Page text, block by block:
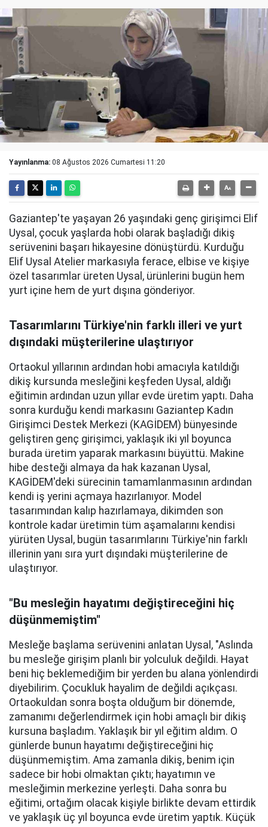
Yayınlanma: 08 Ağustos 2026 Cumartesi 11:20
Gaziantep'te yaşayan 26 yaşındaki genç girişimci Elif
Uysal, çocuk yaşlarda hobi olarak başladığı dikiş
serüvenini başarı hikayesine dönüştürdü. Kurduğu
Elif Uysal Atelier markasıyla ferace, elbise ve kişiye
özel tasarımlar üreten Uysal, ürünlerini bugün hem
yurt içine hem de yurt dışına gönderiyor.
Tasarımlarını Türkiye'nin farklı illeri ve yurt
dışındaki müşterilerine ulaştırıyor
Ortaokul yıllarının ardından hobi amacıyla katıldığı
dikiş kursunda mesleğini keşfeden Uysal, aldığı
eğitimin ardından uzun yıllar evde üretim yaptı. Daha
sonra kurduğu kendi markasını Gaziantep Kadın
Girişimci Destek Merkezi (KAGİDEM) bünyesinde
geliştiren genç girişimci, yaklaşık iki yıl boyunca
burada üretim yaparak markasını büyüttü. Makine
hibe desteği almaya da hak kazanan Uysal,
KAGİDEM'deki sürecinin tamamlanmasının ardından
kendi iş yerini açmaya hazırlanıyor. Model
tasarımından kalıp hazırlamaya, dikimden son
kontrole kadar üretimin tüm aşamalarını kendisi
yürüten Uysal, bugün tasarımlarını Türkiye'nin farklı
illerinin yanı sıra yurt dışındaki müşterilerine de
ulaştırıyor.
"Bu mesleğin hayatımı değiştireceğini hiç
düşünmemiştim"
Mesleğe başlama serüvenini anlatan Uysal, "Aslında
bu mesleğe girişim planlı bir yolculuk değildi. Hayat
beni hiç beklemediğim bir yerden bu alana yönlendirdi
diyebilirim. Çocukluk hayalim de değildi açıkçası.
Ortaokuldan sonra boşta olduğum bir dönemde,
zamanımı değerlendirmek için hobi amaçlı bir dikiş
kursuna başladım. Yaklaşık bir yıl eğitim aldım. O
günlerde bunun hayatımı değiştireceğini hiç
düşünmemiştim. Ama zamanla dikiş, benim için
sadece bir hobi olmaktan çıktı; hayatımın ve
mesleğimin merkezine yerleşti. Daha sonra bu
eğitimi, ortağım olacak kişiyle birlikte devam ettirdik
ve yaklaşık üç yıl boyunca evde üretim yaptık. Küçük